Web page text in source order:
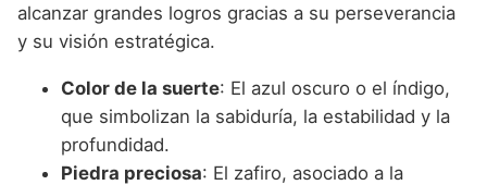
alcanzar grandes logros gracias a su perseverancia
y su visión estratégica.
Color de la suerte: El azul oscuro o el índigo,
que simbolizan la sabiduría, la estabilidad y la
profundidad.
Piedra preciosa: El zafiro, asociado a la